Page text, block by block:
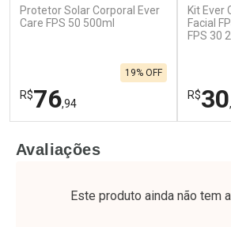
Ativar Desconto
Protetor Solar Corporal Ever
Care FPS 50 500ml
R$76,94
19% OFF
Laboratório
Por Menos
Kit Ever
Facial
FPS 30
R$30
Por
Avaliações
Este produto ainda não tem